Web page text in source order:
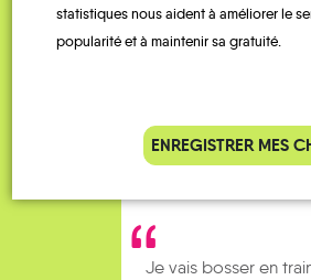
Je vais bosser en
statistiques nous aident à améliorer le
popularité et à maintenir sa gratuité.
ENREGISTRER MES